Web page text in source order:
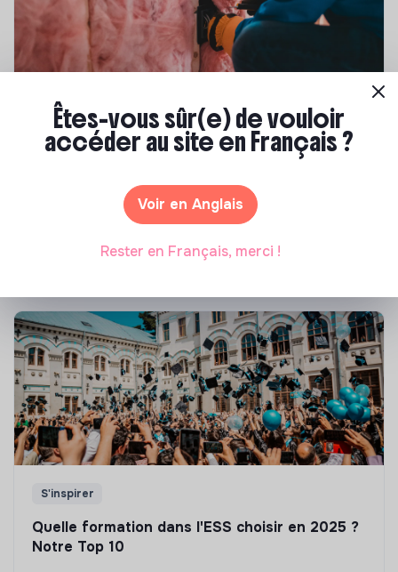
Compétences & formations
Top 8 des formations en rénovation
énergétique des bâtiments
Marianne Roussel• 21 janvier 2025
S'inspirer
Quelle formation dans l'ESS choisir en 2025 ?
Notre Top 10
Êtes-vous sûr(e) de vouloir
accéder au site en Français ?
Voir en Anglais
Rester en Français, merci !